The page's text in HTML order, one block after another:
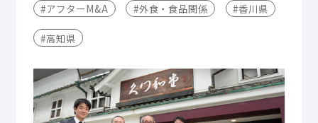
#アフターM&A #外食・食品関係 #香川県
#高知県